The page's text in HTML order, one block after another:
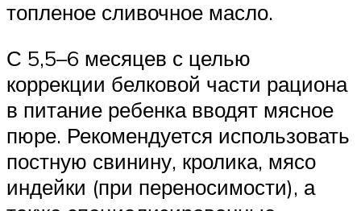
топленое сливочное масло.
С 5,5–6 месяцев с целью
коррекции белковой части рациона
в питание ребенка вводят мясное
пюре. Рекомендуется использовать
постную свинину, кролика, мясо
индейки (при переносимости), а